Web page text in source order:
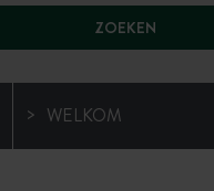
ZOEKEN
WELKOM